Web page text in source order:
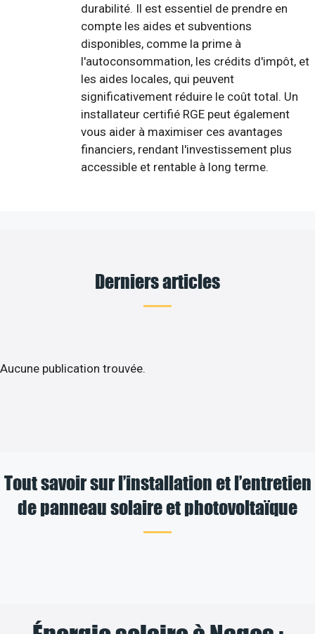
durabilité. Il est essentiel de prendre en
compte les aides et subventions
disponibles, comme la prime à
l'autoconsommation, les crédits d'impôt, et
les aides locales, qui peuvent
significativement réduire le coût total. Un
installateur certifié RGE peut également
vous aider à maximiser ces avantages
financiers, rendant l'investissement plus
accessible et rentable à long terme.
Derniers articles
Aucune publication trouvée.
Tout savoir sur l’installation et l’entretien
de panneau solaire et photovoltaïque